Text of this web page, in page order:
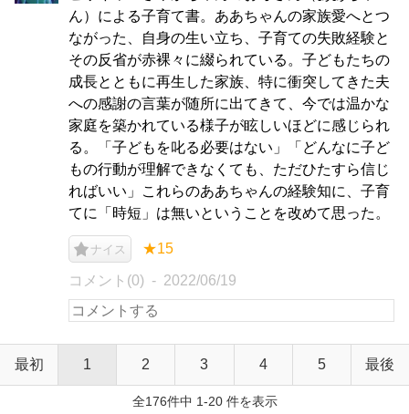
ん）による子育て書。ああちゃんの家族愛へとつ
ながった、自身の生い立ち、子育ての失敗経験と
その反省が赤裸々に綴られている。子どもたちの
成長とともに再生した家族、特に衝突してきた夫
への感謝の言葉が随所に出てきて、今では温かな
家庭を築かれている様子が眩しいほどに感じられ
る。「子どもを叱る必要はない」「どんなに子ど
もの行動が理解できなくても、ただひたすら信じ
ればいい」これらのああちゃんの経験知に、子育
てに「時短」は無いということを改めて思った。
ナイス ★15
コメント(0) 2022/06/19
最初 1 2 3 4 5 最後
全176件中 1-20 件を表示